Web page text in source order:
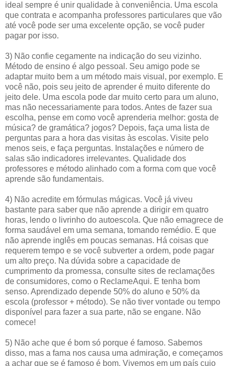
ideal sempre é unir qualidade à conveniência. Uma escola
que contrata e acompanha professores particulares que vão
até você pode ser uma excelente opção, se você puder
pagar por isso.
3) Não confie cegamente na indicação do seu vizinho.
Método de ensino é algo pessoal. Seu amigo pode se
adaptar muito bem a um método mais visual, por exemplo. E
você não, pois seu jeito de aprender é muito diferente do
jeito dele. Uma escola pode dar muito certo para um aluno,
mas não necessariamente para todos. Antes de fazer sua
escolha, pense em como você aprenderia melhor: gosta de
música? de gramática? jogos? Depois, faça uma lista de
perguntas para a hora das visitas às escolas. Visite pelo
menos seis, e faça perguntas. Instalações e número de
salas são indicadores irrelevantes. Qualidade dos
professores e método alinhado com a forma com que você
aprende são fundamentais.
4) Não acredite em fórmulas mágicas. Você já viveu
bastante para saber que não aprende a dirigir em quatro
horas, lendo o livrinho do autoescola. Que não emagrece de
forma saudável em uma semana, tomando remédio. E que
não aprende inglês em poucas semanas. Há coisas que
requerem tempo e se você subverter a ordem, pode pagar
um alto preço. Na dúvida sobre a capacidade de
cumprimento da promessa, consulte sites de reclamações
de consumidores, como o ReclameAqui. E tenha bom
senso. Aprendizado depende 50% do aluno e 50% da
escola (professor + método). Se não tiver vontade ou tempo
disponível para fazer a sua parte, não se engane. Não
comece!
5) Não ache que é bom só porque é famoso. Sabemos
disso, mas a fama nos causa uma admiração, e começamos
a achar que se é famoso é bom. Vivemos em um país cujo